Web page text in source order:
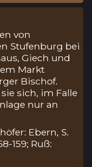
von
Stufenburg bei
Giech und
Markt
Bischof.
sich, im Falle
nur an
Ebern, S.
159; Ruß: